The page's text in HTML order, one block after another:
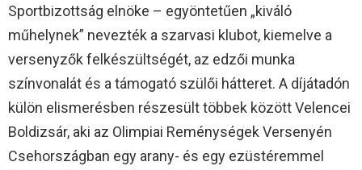
Sportbizottság elnöke – egyöntetűen „kiváló
műhelynek” nevezték a szarvasi klubot, kiemelve a
versenyzők felkészültségét, az edzői munka
színvonalát és a támogató szülői hátteret. A díjátadón
külön elismerésben részesült többek között Velencei
Boldizsár, aki az Olimpiai Reménységek Versenyén
Csehországban egy arany- és egy ezüstéremmel